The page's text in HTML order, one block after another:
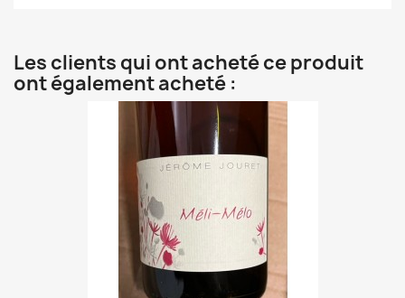
Les clients qui ont acheté ce produit
ont également acheté :